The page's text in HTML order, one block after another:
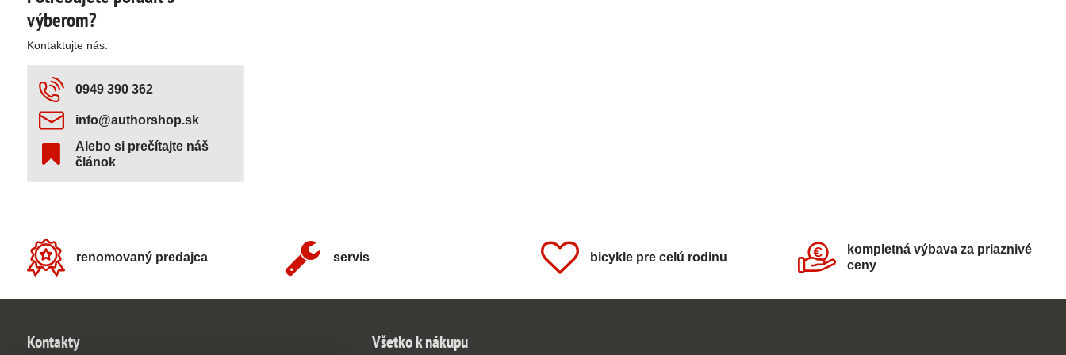
výberom?
Kontaktujte nás:
0949 390 362
info​@authorshop​.sk
Alebo si prečítajte náš
článok
renomovaný predajca servis bicykle pre celú rodinu
kompletná výbava za priaznivé
ceny
Kontakty Všetko k nákupu